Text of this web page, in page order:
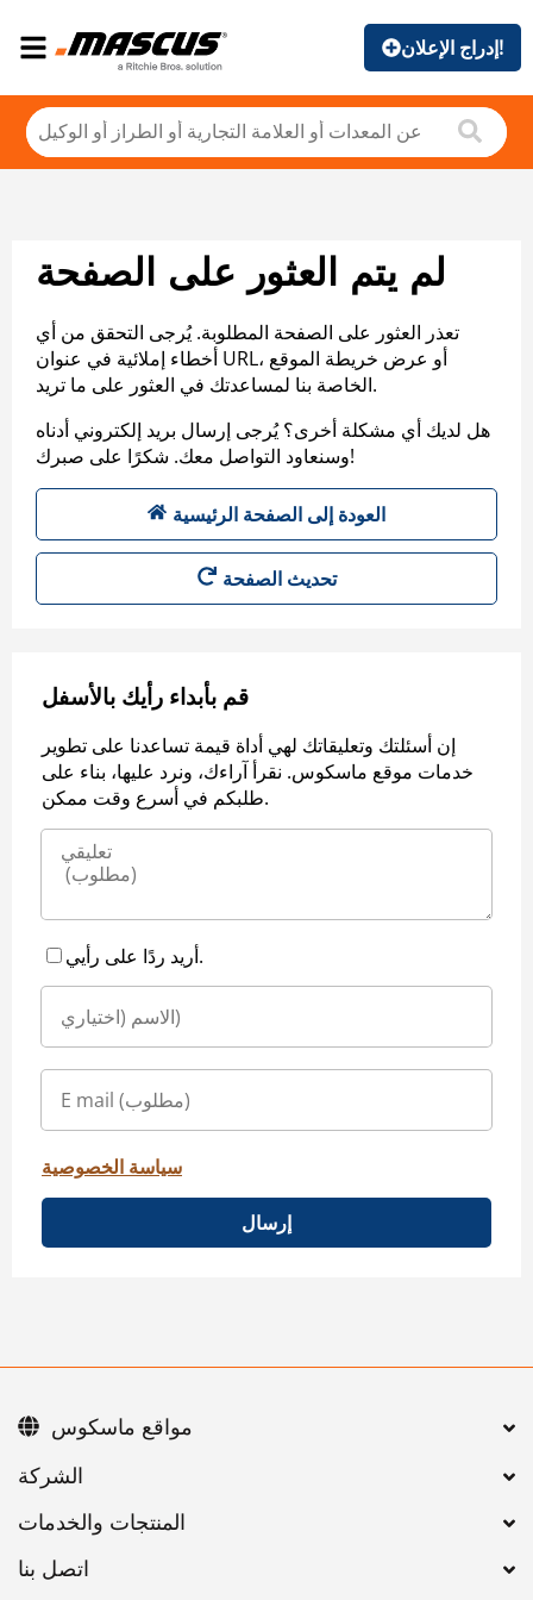
إدراج الإعلان!
لم يتم العثور على الصفحة
تعذر العثور على الصفحة المطلوبة. يُرجى التحقق من أي
أخطاء إملائية في عنوان URL، أو عرض خريطة الموقع
الخاصة بنا لمساعدتك في العثور على ما تريد.
هل لديك أي مشكلة أخرى؟ يُرجى إرسال بريد إلكتروني أدناه
وسنعاود التواصل معك. شكرًا على صبرك!
العودة إلى الصفحة الرئيسية
تحديث الصفحة
قم بأبداء رأيك بالأسفل
إن أسئلتك وتعليقاتك لهي أداة قيمة تساعدنا على تطوير
خدمات موقع ماسكوس. نقرأ آراءك، ونرد عليها، بناء على
طلبكم في أسرع وقت ممكن.
أريد ردًا على رأيي.
سياسة الخصوصية
إرسال
اتصل بنا
مواقع ماسكوس